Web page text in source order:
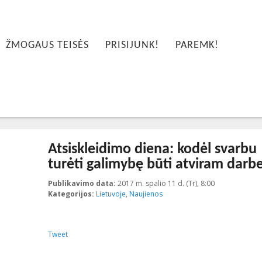
ŽMOGAUS TEISĖS PRISIJUNK! PAREMK!
Atsiskleidimo diena: kodėl svarbu
turėti galimybę būti atviram
Publikavimo data: 2017 m. spalio 11 d. (Tr), 8:00
Kategorijos: Lietuvoje, Naujienos
Tweet